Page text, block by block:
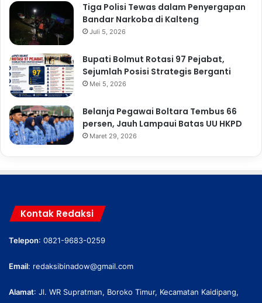
Tiga Polisi Tewas dalam Penyergapan
Bandar Narkoba di Kalteng
Juli 5, 2026
Bupati Bolmut Rotasi 97 Pejabat,
Sejumlah Posisi Strategis Berganti
Mei 5, 2026
Belanja Pegawai Boltara Tembus 66
persen, Jauh Lampaui Batas UU HKPD
Maret 29, 2026
Kontak Redaksi
Telepon: 0821-9683-0259
Email: redaksibinadow@gmail.com
Alamat: Jl. WR Supratman, Boroko Timur, Kecamatan Kaidipang,